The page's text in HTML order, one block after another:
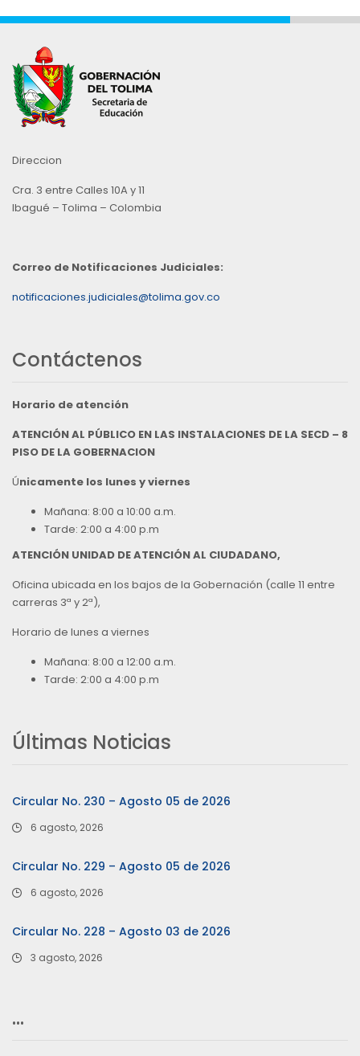
Direccion
Cra. 3 entre Calles 10A y 11
Ibagué – Tolima – Colombia
Correo de Notificaciones Judiciales:
notificaciones.judiciales@tolima.gov.co
Contáctenos
Horario de atención
ATENCIÓN AL PÚBLICO EN LAS INSTALACIONES DE LA SECD – 8
PISO DE LA GOBERNACION
Únicamente los lunes y viernes
Mañana: 8:00 a 10:00 a.m.
Tarde: 2:00 a 4:00 p.m
ATENCIÓN UNIDAD DE ATENCIÓN AL CIUDADANO,
Oficina ubicada en los bajos de la Gobernación (calle 11 entre
carreras 3ª y 2ª),
Horario de lunes a viernes
Mañana: 8:00 a 12:00 a.m.
Tarde: 2:00 a 4:00 p.m
Últimas Noticias
Circular No. 230 – Agosto 05 de 2026
6 agosto, 2026
Circular No. 229 – Agosto 05 de 2026
6 agosto, 2026
Circular No. 228 – Agosto 03 de 2026
3 agosto, 2026
…